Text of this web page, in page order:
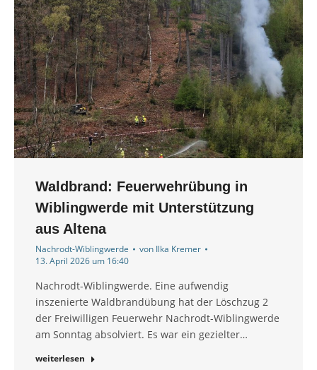
Waldbrand: Feuerwehrübung in
Wiblingwerde mit Unterstützung
aus Altena
Nachrodt-Wiblingwerde von Ilka Kremer
13. April 2026 um 16:40
Nachrodt-Wiblingwerde. Eine aufwendig
inszenierte Waldbrandübung hat der Löschzug 2
der Freiwilligen Feuerwehr Nachrodt-Wiblingwerde
am Sonntag absolviert. Es war ein gezielter…
weiterlesen